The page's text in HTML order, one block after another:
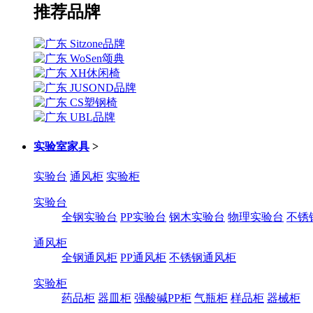
推荐品牌
实验室家具 >
实验台 通风柜 实验柜
实验台
全钢实验台 PP实验台 钢木实验台 物理实验台 不锈
通风柜
全钢通风柜 PP通风柜 不锈钢通风柜
实验柜
药品柜 器皿柜 强酸碱PP柜 气瓶柜 样品柜 器械柜